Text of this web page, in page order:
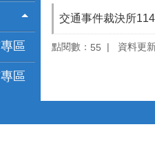
區
區
交通事件裁決所
點閱數： 55 資料更